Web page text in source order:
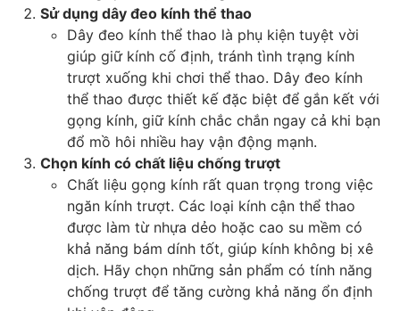
Sử dụng dây đeo kính thể thao
Dây đeo kính thể thao là phụ kiện tuyệt vời
giúp giữ kính cố định, tránh tình trạng kính
trượt xuống khi chơi thể thao. Dây đeo kính
thể thao được thiết kế đặc biệt để gắn kết với
gọng kính, giữ kính chắc chắn ngay cả khi bạn
đổ mồ hôi nhiều hay vận động mạnh.
Chọn kính có chất liệu chống trượt
Chất liệu gọng kính rất quan trọng trong việc
ngăn kính trượt. Các loại kính cận thể thao
được làm từ nhựa dẻo hoặc cao su mềm có
khả năng bám dính tốt, giúp kính không bị xê
dịch. Hãy chọn những sản phẩm có tính năng
chống trượt để tăng cường khả năng ổn định